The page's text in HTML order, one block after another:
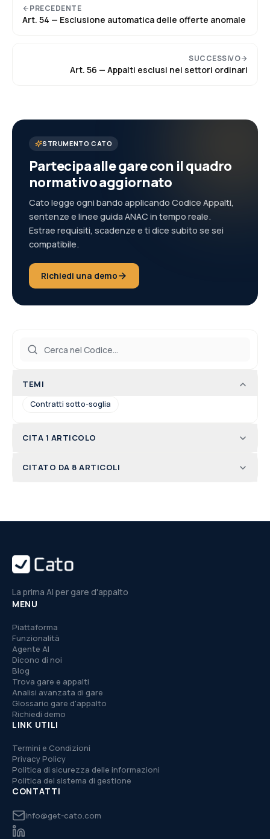
PRECEDENTE
Art. 54 — Esclusione automatica delle offerte anomale
SUCCESSIVO
Art. 56 — Appalti esclusi nei settori ordinari
STRUMENTO CATO
Partecipa alle gare con il quadro
normativo aggiornato
Cato legge ogni bando applicando Codice Appalti,
sentenze e linee guida ANAC in tempo reale.
Estrae requisiti, scadenze e ti dice subito se sei
compatibile.
Richiedi una demo
TEMI
Contratti sotto-soglia
CITA 1 ARTICOLO
CITATO DA 8 ARTICOLI
La prima AI per gare d'appalto
MENU
Piattaforma
Funzionalità
Agente AI
Dicono di noi
Blog
Trova gare e appalti
Analisi avanzata di gare
Glossario gare d'appalto
Richiedi demo
LINK UTILI
Termini e Condizioni
Privacy Policy
Politica di sicurezza delle informazioni
Politica del sistema di gestione
CONTATTI
info@get-cato.com